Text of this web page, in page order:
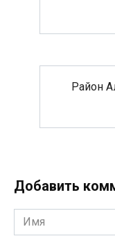
Район
Добавить
Имя
*